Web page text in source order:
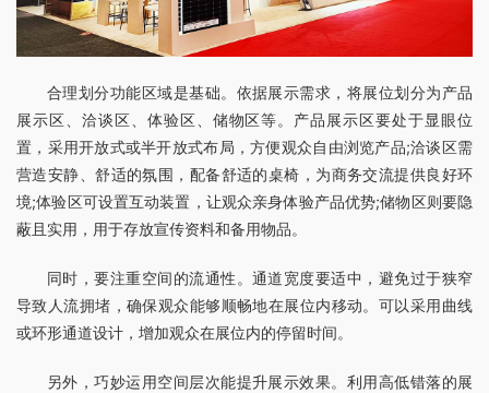
合理划分功能区域是基础。依据展示需求，将展位划分为产品
展示区、洽谈区、体验区、储物区等。产品展示区要处于显眼位
置，采用开放式或半开放式布局，方便观众自由浏览产品;洽谈区需
营造安静、舒适的氛围，配备舒适的桌椅，为商务交流提供良好环
境;体验区可设置互动装置，让观众亲身体验产品优势;储物区则要隐
蔽且实用，用于存放宣传资料和备用物品。
同时，要注重空间的流通性。通道宽度要适中，避免过于狭窄
导致人流拥堵，确保观众能够顺畅地在展位内移动。可以采用曲线
或环形通道设计，增加观众在展位内的停留时间。
另外，巧妙运用空间层次能提升展示效果。利用高低错落的展